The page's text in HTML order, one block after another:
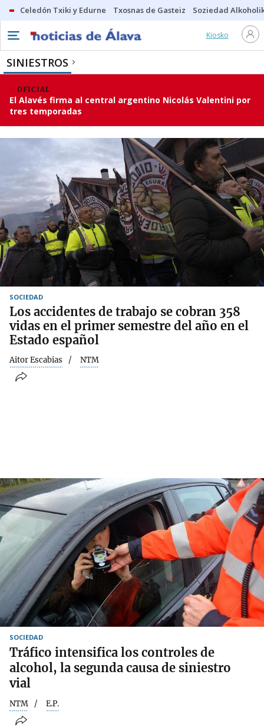
Celedón Txiki y Edurne Txosnas de Gasteiz Soziedad
Kiosko
SINIESTROS
OFICIAL
El Alavés firma al central argentino Nicolás Valentini por
tres temporadas
SOCIEDAD
Los accidentes de trabajo se cobran 358
vidas en el primer semestre del año en el
Estado español
Aitor Escabias NTM
SOCIEDAD
Tráfico intensifica los controles de
alcohol, la segunda causa de siniestro
vial
NTM E.P.